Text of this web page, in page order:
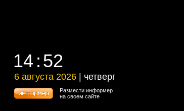
14 52
14 52
6 августа 2026 | четверг
6 августа 2026 | четверг
Размести информер
на своем сайте